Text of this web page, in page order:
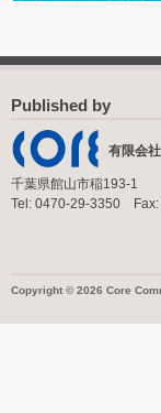
Published by
有限会
千葉県館山市稲193-1
Tel: 0470-29-3350 Fax:
Copyright © 2026 Core